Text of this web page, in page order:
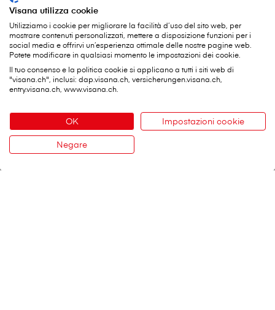
Visana utilizza cookie
Utilizziamo i cookie per migliorare la facilità d’uso del sito web, per
mostrare contenuti personalizzati, mettere a disposizione funzioni per i
social media e offrirvi un’esperienza ottimale delle nostre pagine web.
Potete modificare in qualsiasi momento le impostazioni dei cookie.
Il tuo consenso e la politica cookie si applicano a tutti i siti web di
"visana.ch", inclusi: dap.visana.ch, versicherungen.visana.ch,
entry.visana.ch, www.visana.ch.
OK
Impostazioni cookie
Negare